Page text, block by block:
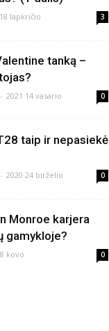
lapkričio 3
tanką –
- 2021 14 vasario 0
taip ir nepasiekė
- 2020 24 birželio 0
Monroe karjera
gamykloje?
kovo 0